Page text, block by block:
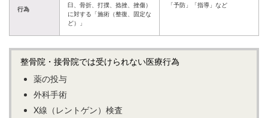
行為
臼、骨折、打撲、捻挫、挫傷）
に対する「施術（整復、固定な
ど）」
「予防」「指導」など
整骨院・接骨院では受けられない医療行為
薬の投与
外科手術
X線（レントゲン）検査